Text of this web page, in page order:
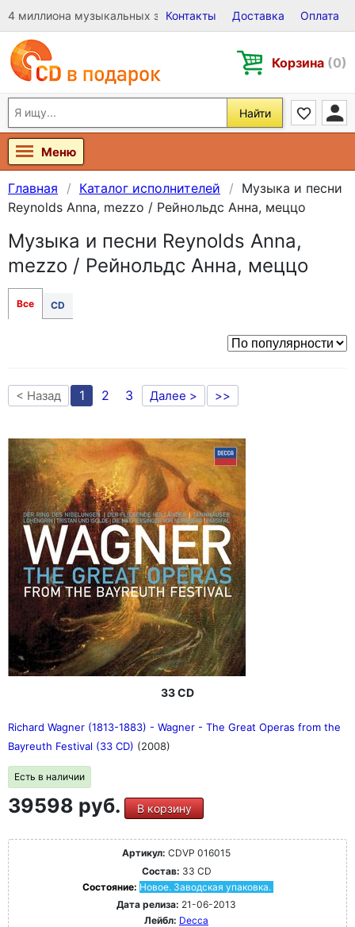
4 миллиона музыкальных записей на Виниле, CD и DVD
Контакты Доставка Оплата
Корзина (0)
Найти
Меню
Главная Каталог исполнителей
Музыка и песни
Reynolds Anna, mezzo / Рейнольдс Анна, меццо
Музыка и песни Reynolds Anna,
mezzo / Рейнольдс Анна, меццо
Все CD
< Назад 1 2 3 Далее > >>
33 CD
Richard Wagner (1813-1883) - Wagner - The Great Operas from the
Bayreuth Festival (33 CD) (2008)
Есть в наличии
39598 руб. В корзину
Артикул: CDVP 016015
Состав: 33 CD
Состояние: Новое. Заводская упаковка.
Дата релиза: 21-06-2013
Лейбл: Decca